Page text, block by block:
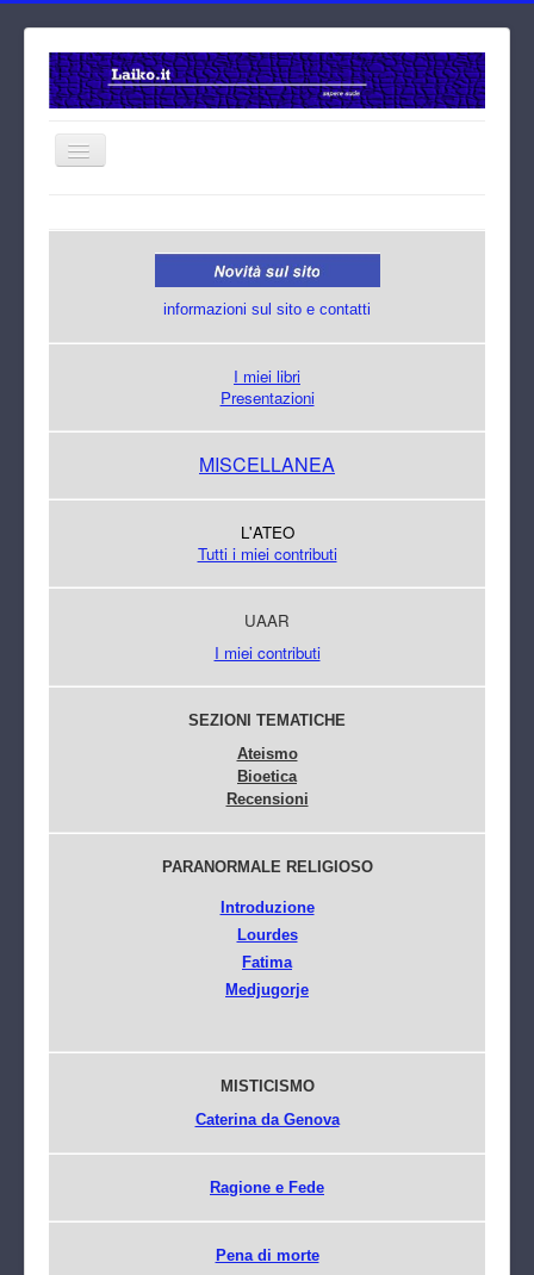
informazioni sul sito e contatti
I miei libri
Presentazioni
MISCELLANEA
L'ATEO
Tutti i miei contributi
UAAR
I miei contributi
SEZIONI TEMATICHE
Ateismo
Bioetica
Recensioni
PARANORMALE RELIGIOSO
Introduzione
Lourdes
Fatima
Medjugorje
MISTICISMO
Caterina da Genova
Ragione e Fede
Pena di morte